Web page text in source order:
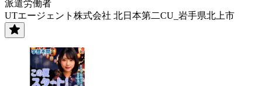
派遣労働者
UTエージェント株式会社 北日本第二CU_岩手県北上市